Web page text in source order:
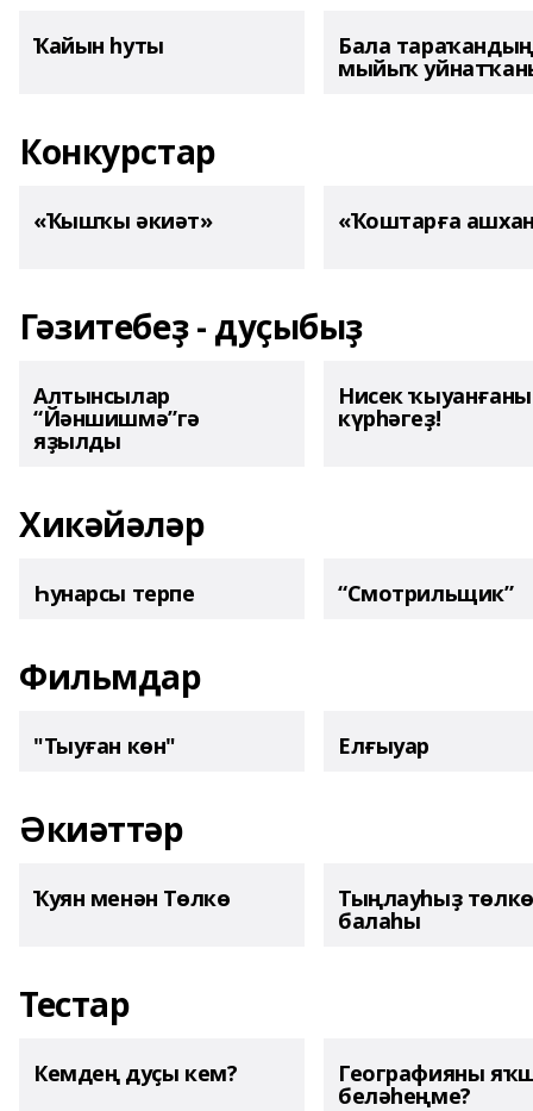
Ҡайын һуты Бала тараҡандың
мыйыҡ
Конкурстар
«Ҡышҡы әкиәт» «Ҡоштарға
Гәзитебеҙ - дуҫыбыҙ
Алтынсылар
“Йәншишмә”гә
яҙылды
Нисек
күрһәгеҙ!
Хикәйәләр
Һунарсы терпе “Смотрильщик”
Фильмдар
"Тыуған көн" Елғыуар
Әкиәттәр
Ҡуян менән Төлкө Тыңлауһыҙ төлкө
балаһы
Тестар
Кемдең дуҫы кем? Географияны
беләһеңме?